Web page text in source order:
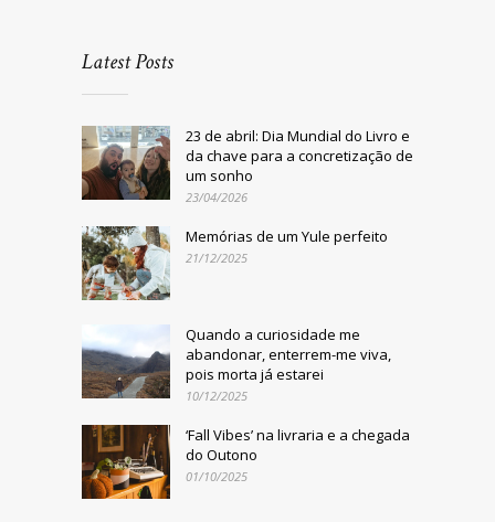
Latest Posts
23 de abril: Dia Mundial do Livro e
da chave para a concretização de
um sonho
23/04/2026
Memórias de um Yule perfeito
21/12/2025
Quando a curiosidade me
abandonar, enterrem-me viva,
pois morta já estarei
10/12/2025
‘Fall Vibes’ na livraria e a chegada
do Outono
01/10/2025